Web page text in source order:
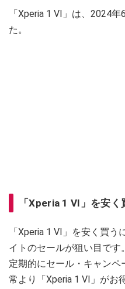
「Xperia 1 VI」は、2024
た。
「Xperia 1 VI」を安く
「Xperia 1 VI」を安く買う
イトのセールが狙い目です。
定期的にセール・キャン
常より「Xperia 1 VI」がお